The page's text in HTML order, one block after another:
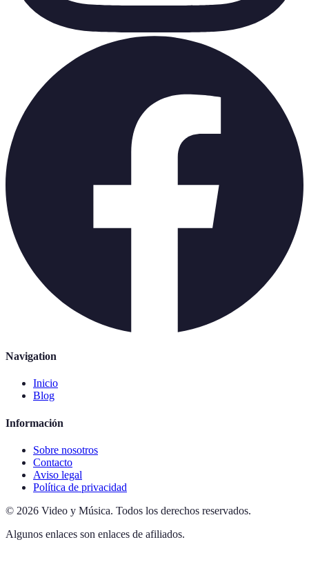
Navigation
Inicio
Blog
Información
Sobre nosotros
Contacto
Aviso legal
Política de privacidad
© 2026 Video y Música. Todos los derechos reservados.
Algunos enlaces son enlaces de afiliados.